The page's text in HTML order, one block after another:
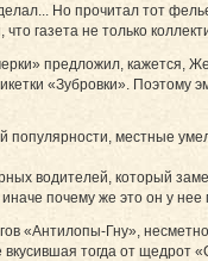
Но прочитал тот
газета не только
предложил, кажется,
«Зубровки».
популярности, местные
водителей, который
почему же это он у
«Антилопы-Гну»,
тогда от щедрот